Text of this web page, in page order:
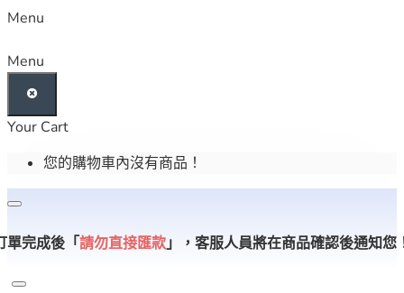
Menu
Menu
Your Cart
您的購物車內沒有商品！
單完成後「請勿直接匯款 」， 客服人員將在商品確認後通知您